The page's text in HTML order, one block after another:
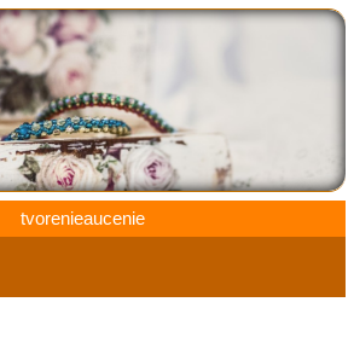
tvorenieaucenie